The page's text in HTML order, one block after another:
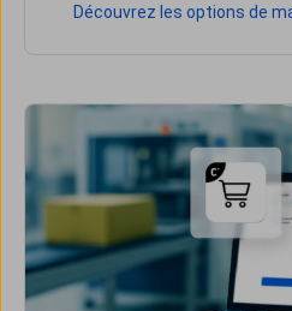
Découvrez les options de